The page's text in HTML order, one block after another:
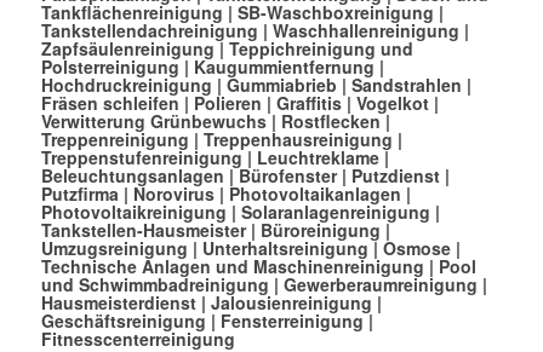
Tankflächenreinigung | SB-Waschboxreinigung |
Tankstellendachreinigung | Waschhallenreinigung |
Zapfsäulenreinigung| Teppichreinigung und
Polsterreinigung| Kaugummientfernung|
Hochdruckreinigung | Gummiabrieb | Sandstrahlen |
Fräsen schleifen | Polieren | Graffitis| Vogelkot|
Verwitterung Grünbewuchs| Rostflecken|
Treppenreinigung | Treppenhausreinigung |
Treppenstufenreinigung| Leuchtreklame|
Beleuchtungsanlagen |Bürofenster| Putzdienst|
Putzfirma | Norovirus| Photovoltaikanlagen |
Photovoltaikreinigung | Solaranlagenreinigung |
Tankstellen-Hausmeister| Büroreinigung |
Umzugsreinigung | Unterhaltsreinigung|Osmose|
Technische Anlagen und Maschinenreinigung | Pool
und Schwimmbadreinigung | Gewerberaumreinigung |
Hausmeisterdienst| Jalousienreinigung |
Geschäftsreinigung | Fensterreinigung|
Fitnesscenterreinigung